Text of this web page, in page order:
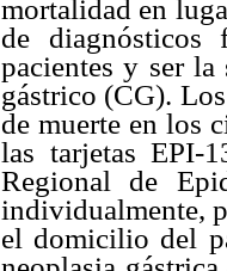
mortalidad en
de diagnósticos
pacientes y ser
gástrico (CG).
de muerte en los
las tarjetas EPI-
Regional de
individualmente,
el domicilio del